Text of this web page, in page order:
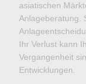
asiatischen
Anlageberatung.
Ihr Verlust kann
Vergangenheit
Entwicklungen.